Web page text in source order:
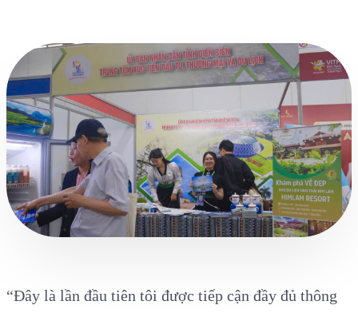
“Đây là lần đầu tiên tôi được tiếp cận đầy đủ thông